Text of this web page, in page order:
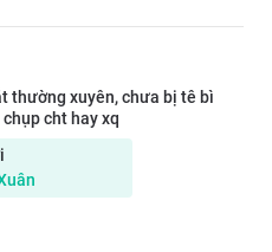
thường xuyên, chưa bị tê bì
cht hay xq